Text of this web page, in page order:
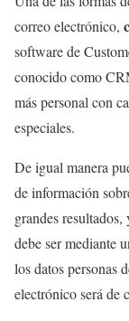
correo electrónico,
software de
conocido como
más personal con
especiales.
De igual manera
de información
grandes
debe ser mediante
los datos personas
electrónico será de